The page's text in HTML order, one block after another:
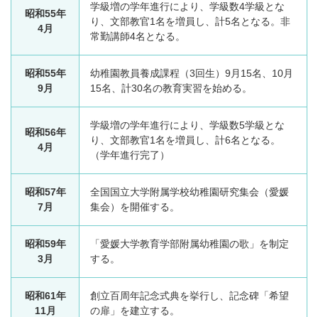
昭和55年
4月
学級増の学年進行により、学級数4学級とな
り、文部教官1名を増員し、計5名となる。非
常勤講師4名となる。
昭和55年
9月
幼稚園教員養成課程（3回生）9月15名、10月
15名、計30名の教育実習を始める。
昭和56年
4月
学級増の学年進行により、学級数5学級とな
り、文部教官1名を増員し、計6名となる。
（学年進行完了）
昭和57年
7月
全国国立大学附属学校幼稚園研究集会（愛媛
集会）を開催する。
昭和59年
3月
「愛媛大学教育学部附属幼稚園の歌」を制定
する。
昭和61年
11月
創立百周年記念式典を挙行し、記念碑「希望
の扉」を建立する。